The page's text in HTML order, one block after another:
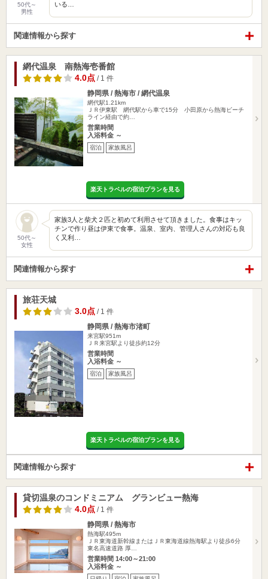
50代～
男性
いる…
関連情報から探す
網代温泉 南熱海壱番館
4.0点 / 1 件
静岡県 / 熱海市 / 網代温泉
網代駅1.21km
ＪＲ伊東駅 網代駅から車で15分 小田原から熱海ビーチ
ライン経由で約…
営業時間
入浴料金 ～
宿泊 家族風呂
楽天トラベルの宿泊プランを見る
50代～
女性
家族3人と柴犬２匹と初めて利用させて頂きました。食事はキッ
チンで作り昼は伊東で食事。温泉、室内、管理人さんの対応も良
く又利…
関連情報から探す
旅荘天城
3.0点 / 1 件
静岡県 / 熱海市渚町
来宮駅951m
ＪＲ来宮駅より徒歩約12分
営業時間
入浴料金 ～
宿泊 家族風呂
楽天トラベルの宿泊プランを見る
関連情報から探す
貸切温泉のコンドミニアム グランビュー熱海
4.0点 / 1 件
静岡県 / 熱海市
熱海駅495m
ＪＲ東海道新幹線またはＪＲ東海道線熱海駅より徒歩6分
東名高速道路 厚…
営業時間 14:00～21:00
入浴料金 ～